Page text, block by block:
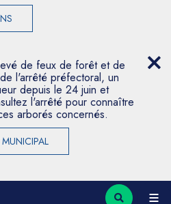
de feux de forêt et de
l'arrêté préfectoral, un
depuis le 24 juin et
l'arrêté pour connaître
arborés concernés.